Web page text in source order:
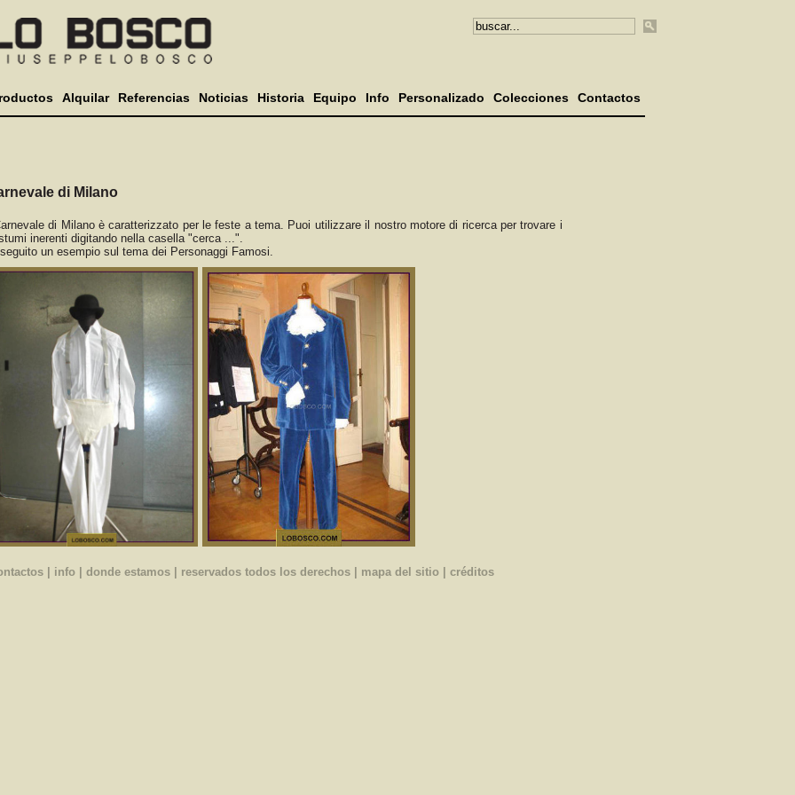
Alquilar Referencias Noticias Historia Equipo Info Personalizado Colecciones Contactos
di Milano
di Milano è caratterizzato per le feste a tema. Puoi utilizzare il nostro motore di ricerca per trovare i
inerenti digitando nella casella "cerca ...".
un esempio sul tema dei Personaggi Famosi.
| info| donde estamos| reservados todos los derechos | mapa del sitio| créditos